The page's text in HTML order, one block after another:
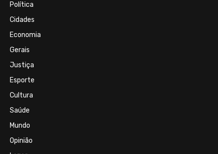
Política
Cidades
Economia
Gerais
Justiça
Esporte
Cultura
Saúde
Mundo
Opinião